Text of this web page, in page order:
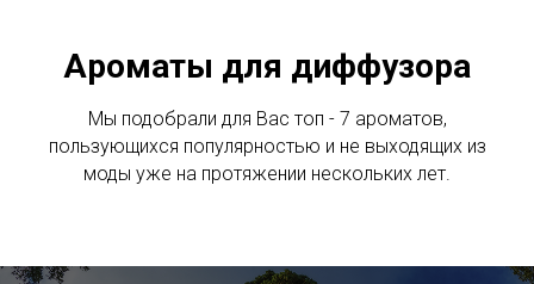
Ароматы для диффузора
Мы подобрали для Вас топ - 7 ароматов,
пользующихся популярностью и не выходящих из
моды уже на протяжении нескольких лет.